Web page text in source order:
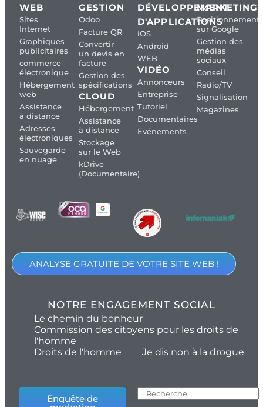
WEB
Sites
Internet
Graphiques
publicitaires
commerce
électronique
Hébergement
web
Assistance
à distance
Adresses
électroniques
Sauvegarde
en nuage
GESTION
Odoo
Facture QR
Convertir
un devis en
facture
Gestion des
spécifications
CLOUD
Hébergement
Assistance
à distance
Stockage
sur le Web
kDrive
(Documentaire)
DÉVELOPPEMENT
D'APPLICATIONS
iOS
Android
WEB
VIDÉO
Annonceurs
Entreprise
Tutoriel
Documentaires
Evénements
MARKETING
Positionnement
sur Google
Gestion des
médias
sociaux
Conseil
Radio/TV
Signalisation
Magazines
ANALYSE GRATUITE DE VOTRE SITE WEB !
NOTRE ENGAGEMENT SOCIAL
Le chemin du bonheur
Commission des citoyens pour les droits de
l'homme
Droits de l'homme
Je dis non à la drogue
Enquête de